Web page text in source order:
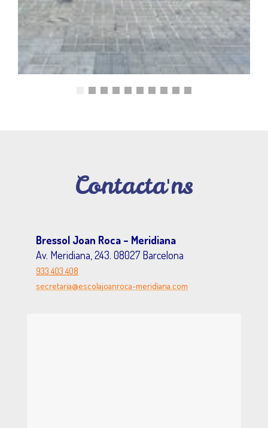
Contacta'ns
Bressol Joan Roca – Meridiana
Av. Meridiana, 243. 08027 Barcelona
933 403 408
secretaria@escolajoanroca-meridiana.com